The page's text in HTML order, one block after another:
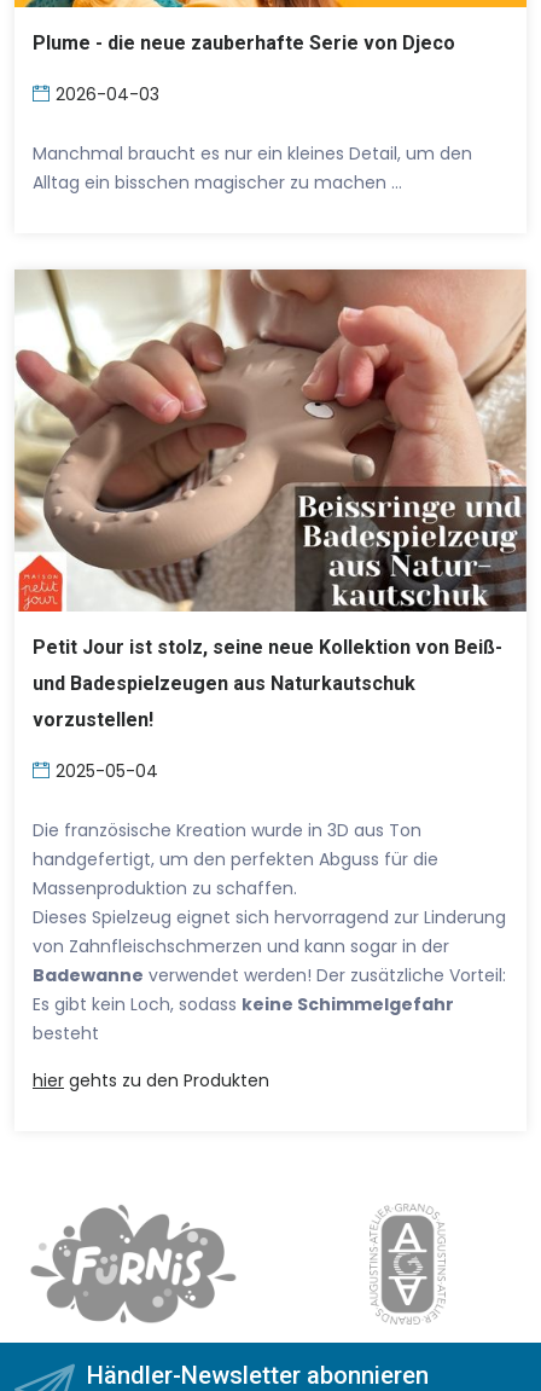
Plume - die neue zauberhafte Serie von Djeco
2026-04-03
Manchmal braucht es nur ein kleines Detail, um den
Alltag ein bisschen magischer zu machen …
Petit Jour ist stolz, seine neue Kollektion von Beiß-
und Badespielzeugen aus Naturkautschuk
vorzustellen!
2025-05-04
Die französische Kreation wurde in 3D aus Ton
handgefertigt, um den perfekten Abguss für die
Massenproduktion zu schaffen.
Dieses Spielzeug eignet sich hervorragend zur Linderung
von Zahnfleischschmerzen und kann sogar in der
Badewanne verwendet werden! Der zusätzliche Vorteil:
Es gibt kein Loch, sodass keine Schimmelgefahr
besteht
hier gehts zu den Produkten
Händler-Newsletter abonnieren